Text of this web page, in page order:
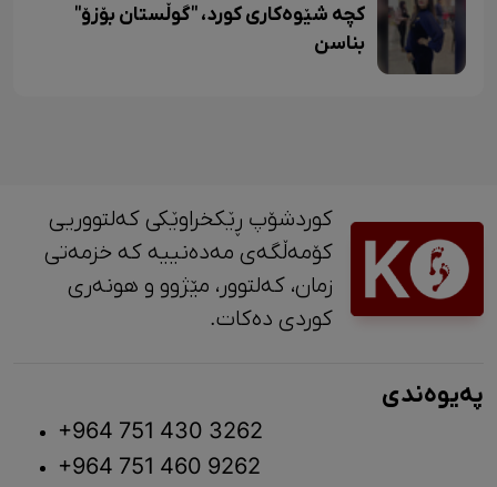
کچە شێوەکاری کورد، "گوڵستان بۆزۆ"
بناسن
کوردشۆپ ڕێکخراوێکی کەلتووریی
کۆمەڵگەی مەدەنییە کە خزمەتی
زمان، کەلتوور، مێژوو و ‎هونەری
کوردی دەکات.
پەیوەندی
+964 751 430 3262
+964 751 460 9262